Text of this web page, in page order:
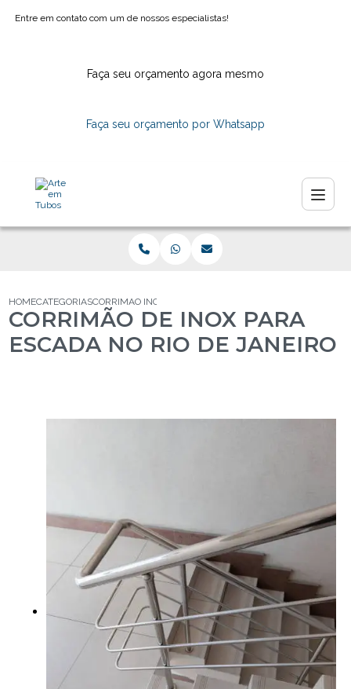
Entre em contato com um de nossos especialistas!
Faça seu orçamento agora mesmo
Faça seu orçamento por Whatsapp
HOMECATEGORIASCORRIMAO INOX ESCADA NO RIO JANEIRO
CORRIMÃO DE INOX PARA
ESCADA NO RIO DE JANEIRO